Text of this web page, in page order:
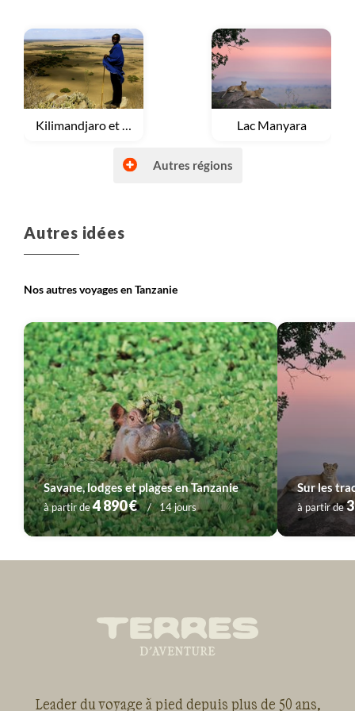
Voyage
Kilimandjaro et Mont Meru Voyage
Lac Manyara
Voyage
Ngorongoro
Voyage
Serengeti Voyage
Tarangire
Voyage
Vallée du Rift Voyage
Zanzibar
Autres régions
Autres idées
Nos autres voyages en Tanzanie
Savane, lodges et plages en Tanzanie
à partir de4 890 € 14 jours
Sur les
à partir de
Leader du voyage à pied depuis plus de 50 ans,